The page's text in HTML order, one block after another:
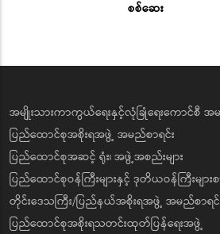
စစ်ဆေး
အမျိုးသားကာကွယ်ရေးနှင့်လုံခြုံရေးကောင်စီ အ
ပြည်ထောင်စုအစိုးရအဖွဲ့ အမည်စာရင်း
ပြည်ထောင်စုအဆင့် ရုံး၊ အဖွဲ့အစည်းများ
ပြည်ထောင်စုဝန်ကြီးများနှင့် ဒုတိယဝန်ကြီးများစ
တိုင်းဒေသကြီး/ပြည်နယ်အစိုးရအဖွဲ့ အမည်စာရင်
ပြည်ထောင်စုအစိုးရသတင်းထုတ်ပြန်ရေးအဖွဲ့